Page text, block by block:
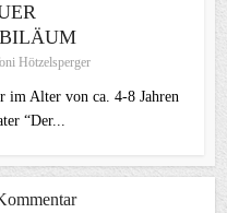
Hötzelsperger
im Alter von ca. 4-8 Jahren
“Der...